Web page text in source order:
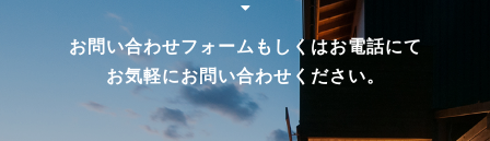
お問い合わせフォームもしくはお電話にて
お気軽にお問い合わせください。